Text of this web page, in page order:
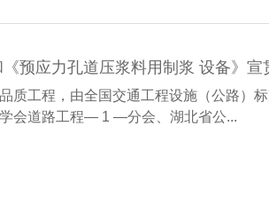
质工程，由全国交通工程设施（公路）
会道路工程— 1 —分会、湖北省公...